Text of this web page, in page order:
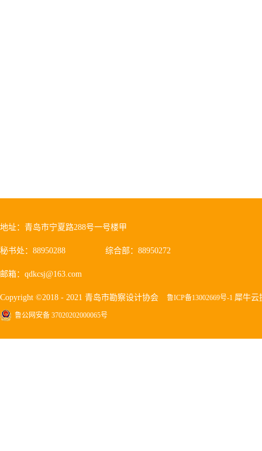
地址：青岛市宁夏路288号一号楼甲
秘书处：88950288 综合部：88950272
邮箱：qdkcsj@163.com
Copyright ©2018 - 2021 青岛市勘察设计协会 鲁ICP备13002669号-1 犀牛云
鲁公网安备 37020202000065号